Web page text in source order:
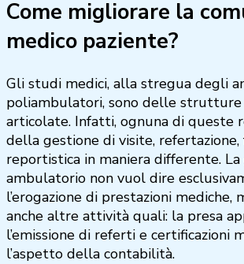
Come migliorare la
medico paziente?
Gli studi medici, alla stregua degli
poliambulatori, sono delle strutture
articolate. Infatti, ognuna di queste
della gestione di visite,
reportistica in maniera differente.
ambulatorio non vuol dire
l’erogazione di prestazioni mediche,
anche altre attività quali: la presa
l’emissione di referti e certificazioni
l’aspetto della contabilità.